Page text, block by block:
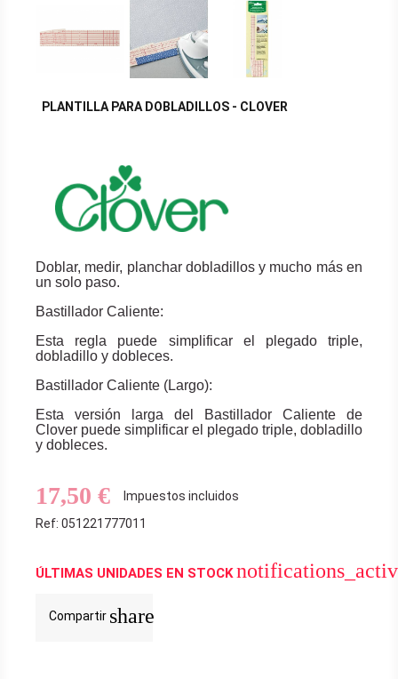
PLANTILLA PARA DOBLADILLOS - CLOVER
Doblar, medir, planchar dobladillos y mucho más en
un solo paso.
Bastillador Caliente:
Esta regla puede simplificar el plegado triple,
dobladillo y dobleces.
Bastillador Caliente (Largo):
Esta versión larga del Bastillador Caliente de
Clover puede simplificar el plegado triple, dobladillo
y dobleces.
17,50 €
Impuestos incluidos
Ref: 051221777011
ÚLTIMAS UNIDADES EN STOCK
Compartir share